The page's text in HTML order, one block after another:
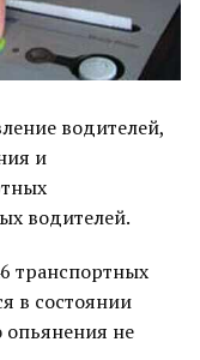
водителей,
и
водителей.
транспортных
в состоянии
опьянения не